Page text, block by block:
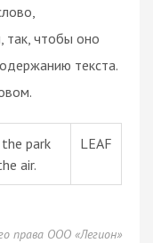
так, чтобы оно
текста.
park
air.
LEAF
права ООО «Легион»